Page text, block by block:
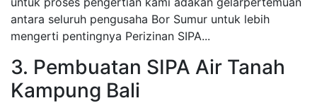
antara seluruh pengusaha Bor Sumur untuk lebih
mengerti pentingnya Perizinan SIPA...
3. Pembuatan SIPA Air Tanah
Kampung Bali